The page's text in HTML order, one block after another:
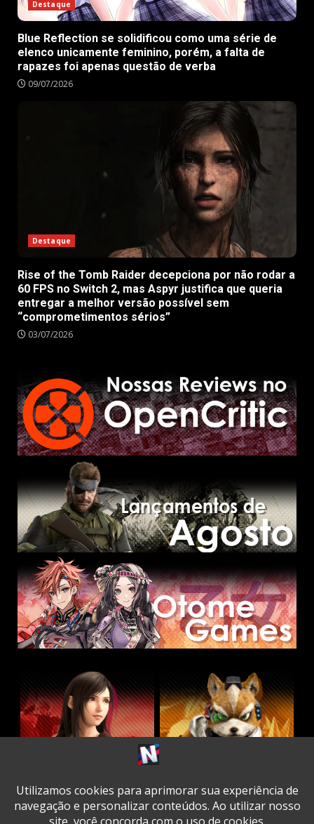
Destaque
Blue Reflection se solidificou como uma série de
elenco unicamente feminino, porém, a falta de
rapazes foi apenas questão de verba
09/07/2026
Destaque
Rise of the Tomb Raider decepciona por não rodar a
60 FPS no Switch 2, mas Aspyr justifica que queria
entregar a melhor versão possível sem
“comprometimentos sérios”
03/07/2026